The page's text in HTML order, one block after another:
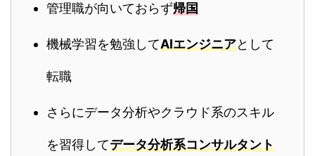
管理職が向いておらず帰国
機械学習を勉強してAIエンジニアとして
転職
さらにデータ分析やクラウド系のスキル
を習得してデータ分析系コンサルタント